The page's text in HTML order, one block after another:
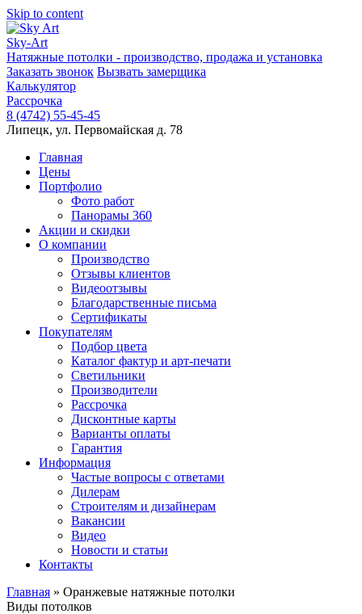
Skip to content
Sky-Art
Натяжные потолки - производство, продажа и установка
Заказать звонок Вызвать замерщика
Калькулятор
Рассрочка
8 (4742) 55-45-45
Липецк, ул. Первомайская д. 78
Главная
Цены
Портфолио
Фото работ
Панорамы 360
Акции и скидки
О компании
Производство
Отзывы клиентов
Видеоотзывы
Благодарственные письма
Сертификаты
Покупателям
Подбор цвета
Каталог фактур и арт-печати
Светильники
Производители
Рассрочка
Дисконтные карты
Варианты оплаты
Гарантия
Информация
Частые вопросы с ответами
Дилерам
Строителям и дизайнерам
Вакансии
Видео
Новости и статьи
Контакты
Главная » Оранжевые натяжные потолки
Виды потолков